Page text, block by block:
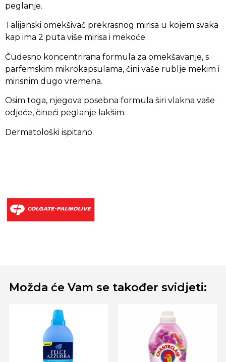
peglanje.
Talijanski omekšivač prekrasnog mirisa u kojem svaka
kap ima 2 puta više mirisa i mekoće.
Čudesno koncentrirana formula za omekšavanje, s
parfemskim mikrokapsulama, čini vaše rublje mekim i
mirisnim dugo vremena.
Osim toga, njegova posebna formula širi vlakna vaše
odjeće, čineći peglanje lakšim.
Dermatološki ispitano.
Možda će Vam se također svidjeti: